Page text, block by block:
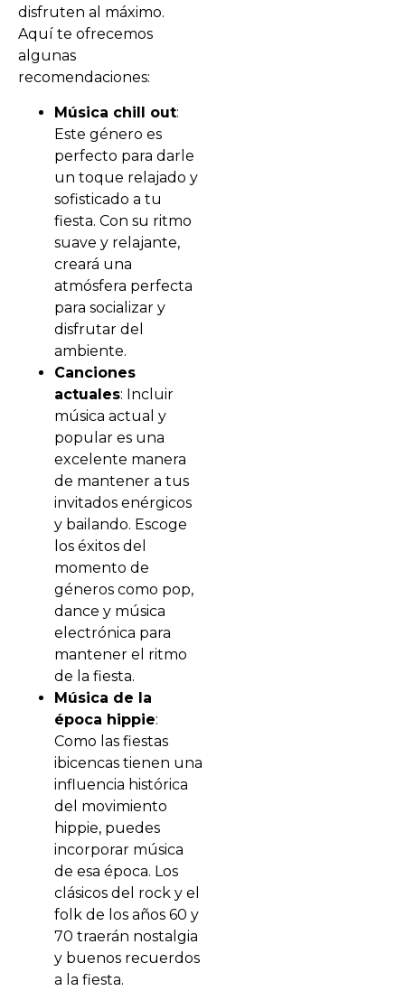
disfruten al máximo.
Aquí te ofrecemos
algunas
recomendaciones:
Música chill out:
Este género es
perfecto para darle
un toque relajado y
sofisticado a tu
fiesta. Con su ritmo
suave y relajante,
creará una
atmósfera perfecta
para socializar y
disfrutar del
ambiente.
Canciones
actuales: Incluir
música actual y
popular es una
excelente manera
de mantener a tus
invitados enérgicos
y bailando. Escoge
los éxitos del
momento de
géneros como pop,
dance y música
electrónica para
mantener el ritmo
de la fiesta.
Música de la
época hippie:
Como las fiestas
ibicencas tienen una
influencia histórica
del movimiento
hippie, puedes
incorporar música
de esa época. Los
clásicos del rock y el
folk de los años 60 y
70 traerán nostalgia
y buenos recuerdos
a la fiesta.